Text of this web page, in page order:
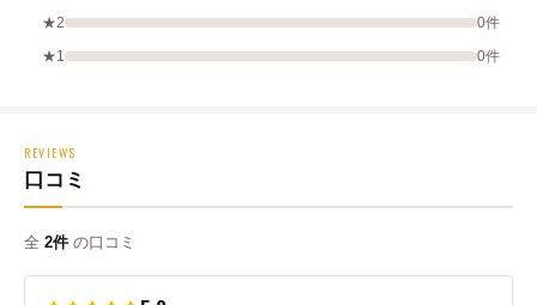
★2
0件
★1
0件
REVIEWS
口コミ
全 2件 の口コミ